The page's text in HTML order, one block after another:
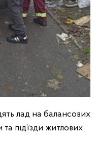
лад на балансових
під’їзди житлових